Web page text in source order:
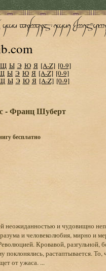
Щ Ы Э Ю Я [A-Z] [0-9]
Ы Э Ю Я [A-Z] [0-9]
Ы Э Ю Я [A-Z] [0-9]
- Франц Шуберт
бесплатно
неожиданностью и чудовищно
и человеколюбия, мирно и
Кровавой, разгульной,
растаптывается. То,
от ужаса. ...